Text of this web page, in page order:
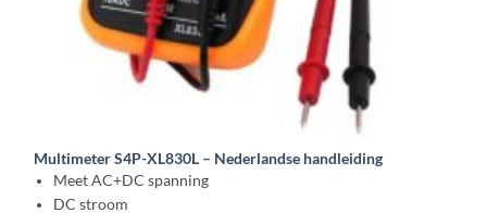
Multimeter S4P-XL830L – Nederlandse handleiding
Meet AC+DC spanning
DC stroom